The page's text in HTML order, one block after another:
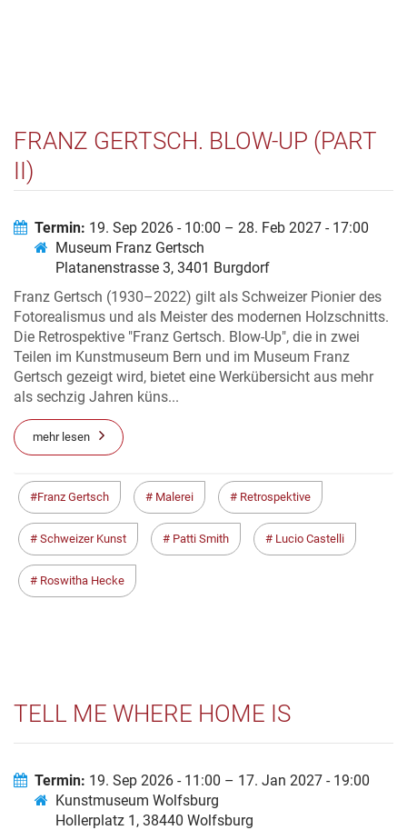
FRANZ GERTSCH. BLOW-UP (PART
II)
Termin: 19. Sep 2026 - 10:00 – 28. Feb 2027 - 17:00
Museum Franz Gertsch
Platanenstrasse 3, 3401 Burgdorf
Franz Gertsch (1930–2022) gilt als Schweizer Pionier des
Fotorealismus und als Meister des modernen Holzschnitts.
Die Retrospektive "Franz Gertsch. Blow-Up", die in zwei
Teilen im Kunstmuseum Bern und im Museum Franz
Gertsch gezeigt wird, bietet eine Werkübersicht aus mehr
als sechzig Jahren küns...
mehr lesen
Franz Gertsch Malerei Retrospektive
Schweizer Kunst Patti Smith Lucio Castelli
Roswitha Hecke
TELL ME WHERE HOME IS
Termin: 19. Sep 2026 - 11:00 – 17. Jan 2027 - 19:00
Kunstmuseum Wolfsburg
Hollerplatz 1, 38440 Wolfsburg